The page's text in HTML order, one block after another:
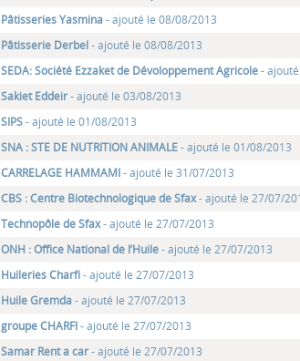
Pâtisseries Yasmina- ajouté le 08/08/2013
Pâtisserie Derbel- ajouté le 08/08/2013
SEDA: Société Ezzaket de Dévoloppement Agricole-
Sakiet Eddeir- ajouté le 03/08/2013
SIPS- ajouté le 01/08/2013
SNA : STE DE NUTRITION ANIMALE- ajouté le 01/08/2013
CARRELAGE HAMMAMI- ajouté le 31/07/2013
CBS : Centre Biotechnologique de Sfax- ajouté le 27/07/
Technopôle de Sfax- ajouté le 27/07/2013
ONH : Office National de l’Huile- ajouté le 27/07/2013
Huileries Charfi- ajouté le 27/07/2013
Huile Gremda- ajouté le 27/07/2013
groupe CHARFI- ajouté le 27/07/2013
Samar Rent a car- ajouté le 27/07/2013